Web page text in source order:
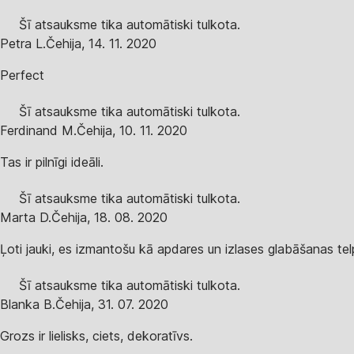
Šī atsauksme tika automātiski tulkota.
Petra L.Čehija, 14. 11. 2020
Perfect
Šī atsauksme tika automātiski tulkota.
Ferdinand M.Čehija, 10. 11. 2020
Tas ir pilnīgi ideāli.
Šī atsauksme tika automātiski tulkota.
Marta D.Čehija, 18. 08. 2020
Ļoti jauki, es izmantošu kā apdares un izlases glabāšanas
Šī atsauksme tika automātiski tulkota.
Blanka B.Čehija, 31. 07. 2020
Grozs ir lielisks, ciets, dekoratīvs.